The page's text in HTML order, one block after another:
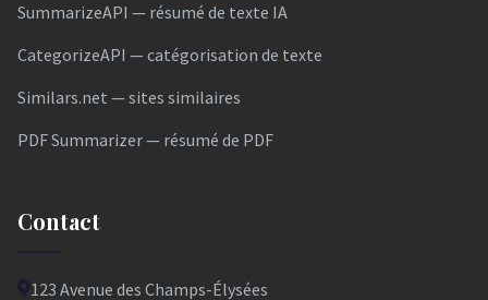
SummarizeAPI — résumé de texte IA
CategorizeAPI — catégorisation de texte
Similars.net — sites similaires
PDF Summarizer — résumé de PDF
Contact
123 Avenue des Champs-Élysées